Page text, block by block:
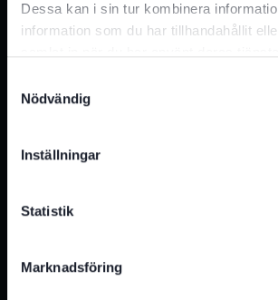
Dessa kan i sin tur kombinera
information som du har tillhandahållit
Nödvändig
Inställningar
Statistik
Marknadsföring
Vi är återförsäljare av elverktyg,
serviceverkstad i Stockholm samt en e-